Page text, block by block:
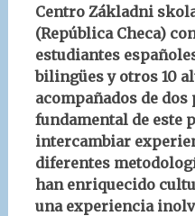
Centro Základni
(República Checa)
estudiantes españoles
bilingües y otros 10
acompañados de
fundamental de este
intercambiar
diferentes
han enriquecido
una experiencia